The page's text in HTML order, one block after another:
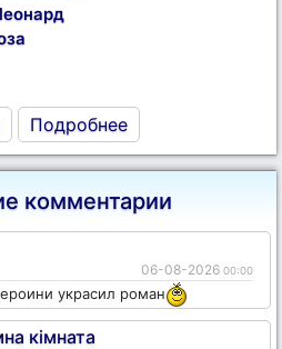
Подробнее
комментарии
06-08-2026 00:00
украсил роман
кімната